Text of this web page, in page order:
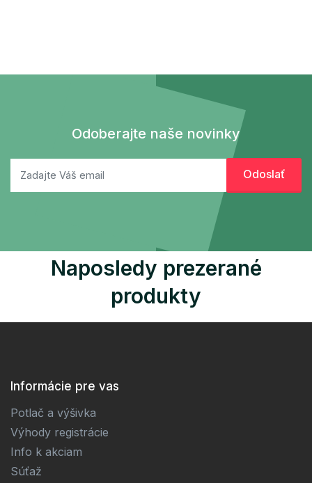
Odoberajte naše novinky
Naposledy prezerané
produkty
Informácie pre vas
Potlač a výšivka
Výhody registrácie
Info k akciam
Súťaž